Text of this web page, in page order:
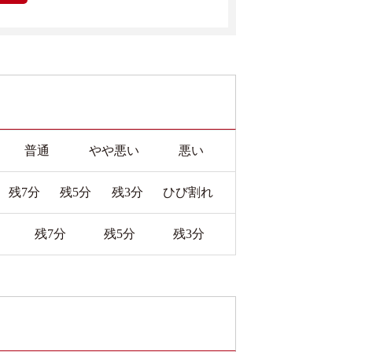
普通 やや悪い 悪い
残7分 残5分 残3分 ひび割れ
残7分 残5分 残3分